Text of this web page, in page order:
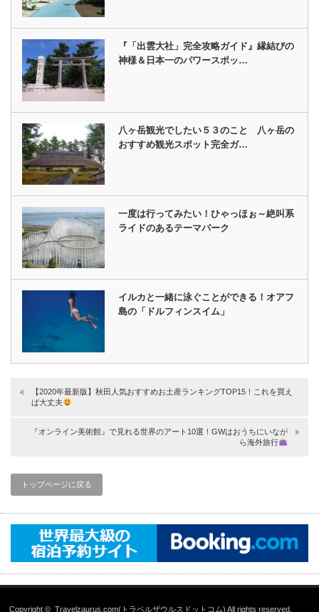
『「出雲大社」完全攻略ガイド』縁結びの
神様＆日本一のパワースポッ…
八ヶ岳観光でしたい５３のこと 八ヶ岳の
おすすめ観光スポット完全ガ…
一度は行ってみたい！ひゃっほぉ～絶叫系
ライドのあるテーマパーク
イルカと一緒に泳ぐことができる！オアフ
島の「ドルフィンスイム」
【2020年最新版】秋田人気おすすめお土産ランキングTOP15！これを買え
ば大丈夫
『オンライン美術館』で見れる世界のアート10選！GWはおうちにいなが
ら海外旅行
トップページに戻る
Copyright ©Travelzaurus.com(トラベルザウルスドットコム) All rights reserved.